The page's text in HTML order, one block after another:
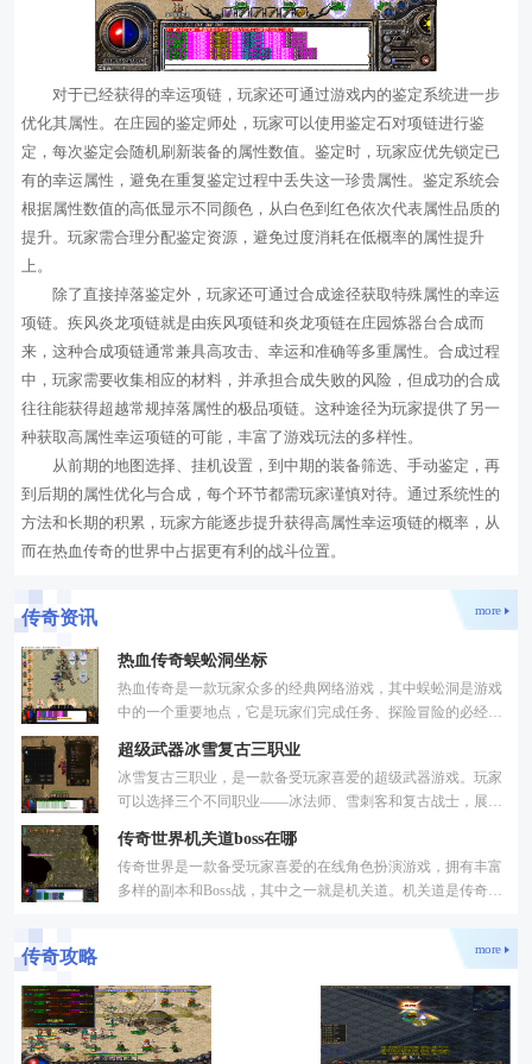
对于已经获得的幸运项链，玩家还可通过游戏内的鉴定系统进一步
优化其属性。在庄园的鉴定师处，玩家可以使用鉴定石对项链进行鉴
定，每次鉴定会随机刷新装备的属性数值。鉴定时，玩家应优先锁定已
有的幸运属性，避免在重复鉴定过程中丢失这一珍贵属性。鉴定系统会
根据属性数值的高低显示不同颜色，从白色到红色依次代表属性品质的
提升。玩家需合理分配鉴定资源，避免过度消耗在低概率的属性提升
上。
除了直接掉落鉴定外，玩家还可通过合成途径获取特殊属性的幸运
项链。疾风炎龙项链就是由疾风项链和炎龙项链在庄园炼器台合成而
来，这种合成项链通常兼具高攻击、幸运和准确等多重属性。合成过程
中，玩家需要收集相应的材料，并承担合成失败的风险，但成功的合成
往往能获得超越常规掉落属性的极品项链。这种途径为玩家提供了另一
种获取高属性幸运项链的可能，丰富了游戏玩法的多样性。
从前期的地图选择、挂机设置，到中期的装备筛选、手动鉴定，再
到后期的属性优化与合成，每个环节都需玩家谨慎对待。通过系统性的
方法和长期的积累，玩家方能逐步提升获得高属性幸运项链的概率，从
而在热血传奇的世界中占据更有利的战斗位置。
传奇资讯 more
热血传奇蜈蚣洞坐标
热血传奇是一款玩家众多的经典网络游戏，其中蜈蚣洞是游戏
中的一个重要地点，它是玩家们完成任务、探险冒险的必经之
超级武器冰雪复古三职业
冰雪复古三职业，是一款备受玩家喜爱的超级武器游戏。玩家
可以选择三个不同职业——冰法师、雪刺客和复古战士，展开
传奇世界机关道boss在哪
传奇世界是一款备受玩家喜爱的在线角色扮演游戏，拥有丰富
多样的副本和Boss战，其中之一就是机关道。机关道是传奇世
传奇攻略 more